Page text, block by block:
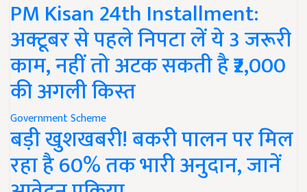
PM Kisan 24th Installment:
अक्टूबर से पहले निपटा लें ये 3 जरूरी
काम, नहीं तो अटक सकती है ₹2,000
की अगली किस्त
Government Scheme
बड़ी खुशखबरी! बकरी पालन पर मिल
रहा है 60% तक भारी अनुदान, जानें